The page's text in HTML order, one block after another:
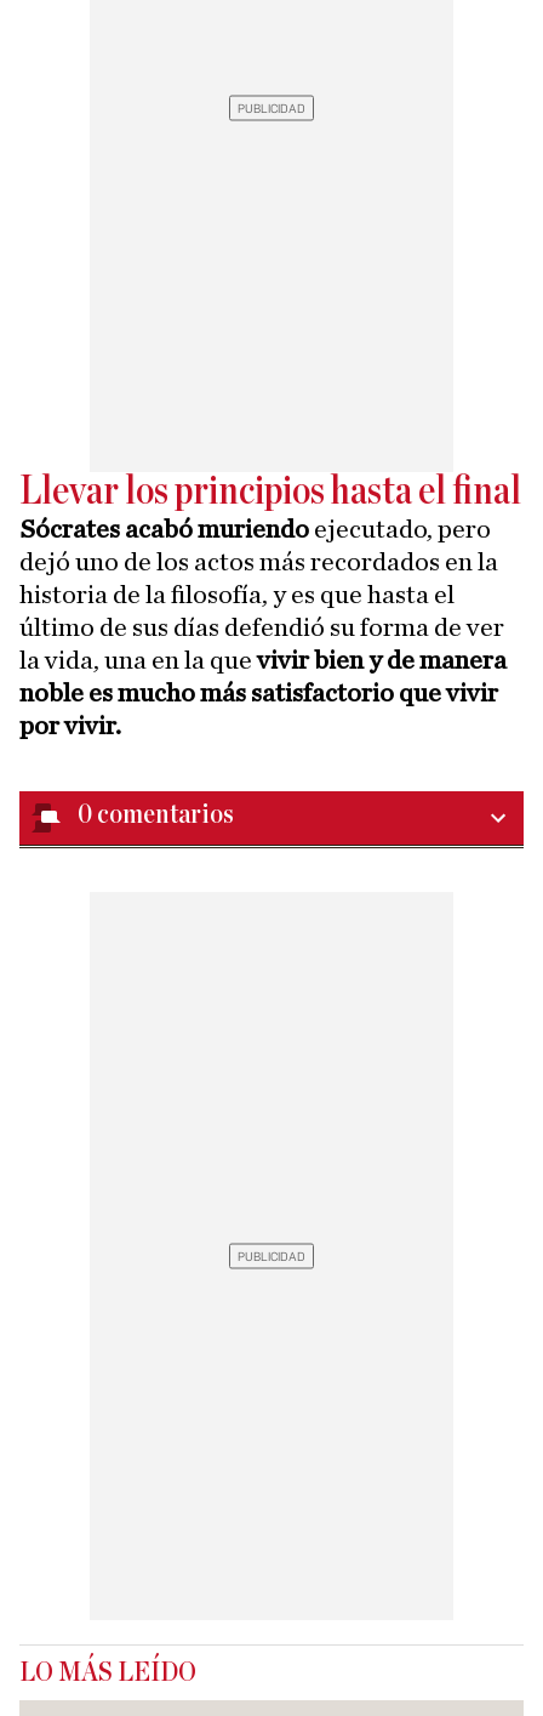
Llevar los principios hasta el final
Sócrates acabó muriendo ejecutado, pero
dejó uno de los actos más recordados en la
historia de la filosofía, y es que hasta el
último de sus días defendió su forma de ver
la vida, una en la quevivir bien y de manera
noble es mucho más satisfactorio que vivir
por vivir.
0 comentarios
LO MÁS LEÍDO